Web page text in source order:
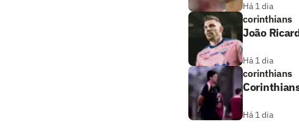
Há 1 dia
corinthians
João
Há 1 dia
corinthians
Há 1 dia